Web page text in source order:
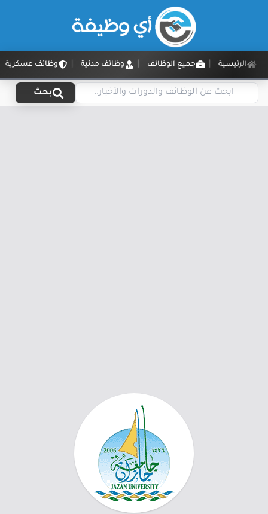
الرئيسية جميع الوظائف وظائف مدنية وظائف عسكرية
بحث